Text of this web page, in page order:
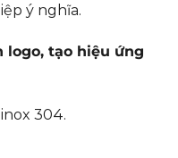
ý nghĩa.
logo, tạo hiệu ứng
304.